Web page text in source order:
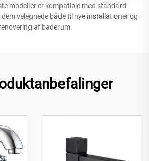
modeller er kompatible med standard
velegnede både til nye installationer og
af baderum.